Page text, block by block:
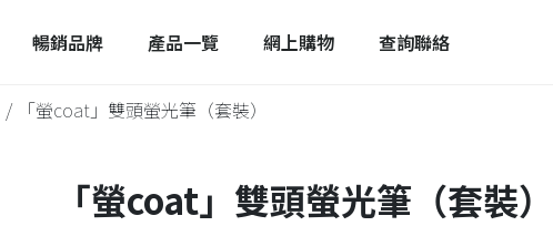
暢銷品牌 產品一覽 網上購物 查詢聯絡
/ 「螢coat」雙頭螢光筆（套裝）
「螢coat」雙頭螢光筆（套裝）